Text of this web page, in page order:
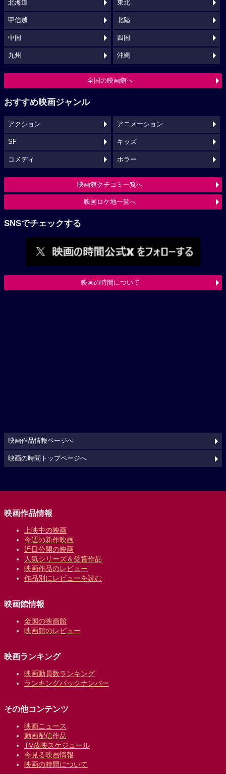
北海道 東北
甲信越 北陸
中国 四国
九州 沖縄
全国の映画館へ
おすすめ映画ジャンル
アクション アニメーション
SF キッズ
コメディ ホラー
映画館クチコミ一覧へ
映画ロケ地一覧へ
SNSでチェックする
映画の時間について
映画作品情報ページへ
映画の時間トップページへ
映画作品情報
上映中の映画
今週の新作映画
近日公開の映画
人気シリーズ＆受賞作品
映画作品のレビュー
作品別にレビューを読む
映画館情報
全国の映画館
映画館のレビュー
映画ランキング
映画動員数ランキング
ランキングバックナンバー
その他コンテンツ
映画ニュース
動画配信作品
TV放映スケジュール
今見る映画情報
映画の時間について